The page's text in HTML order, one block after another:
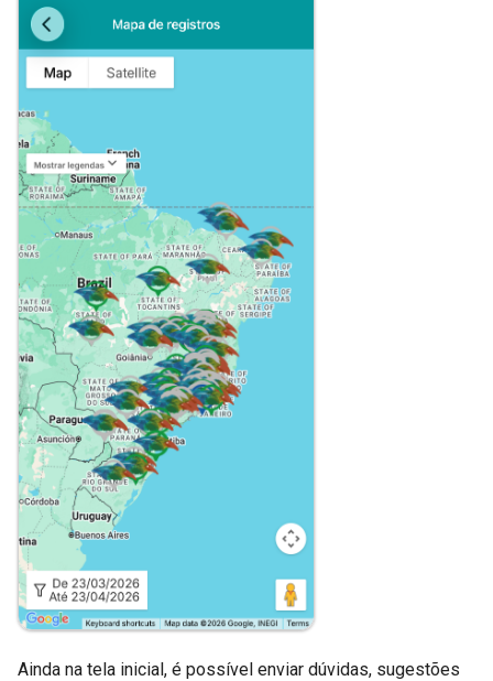
Ainda na tela inicial, é possível enviar dúvidas, sugestões